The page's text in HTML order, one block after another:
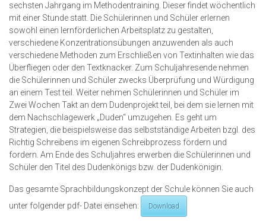
sechsten Jahrgang im Methodentraining. Dieser findet wöchentlich
mit einer Stunde statt. Die Schülerinnen und Schüler erlernen
sowohl einen lernförderlichen Arbeitsplatz zu gestalten,
verschiedene Konzentrationsübungen anzuwenden als auch
verschiedene Methoden zum Erschließen von Textinhalten wie das
Überfliegen oder den Textknacker. Zum Schuljahresende nehmen
die Schülerinnen und Schüler zwecks Überprüfung und Würdigung
an einem Test teil. Weiter nehmen Schülerinnen und Schüler im
Zwei Wochen Takt an dem Dudenprojekt teil, bei dem sie lernen mit
dem Nachschlagewerk „Duden“ umzugehen. Es geht um
Strategien, die beispielsweise das selbstständige Arbeiten bzgl. des
Richtig Schreibens im eigenen Schreibprozess fördern und
fordern. Am Ende des Schuljahres erwerben die Schülerinnen und
Schüler den Titel des Dudenkönigs bzw. der Dudenkönigin.
Das gesamte Sprachbildungskonzept der Schule können Sie auch
unter folgender pdf- Datei einsehen:
Download